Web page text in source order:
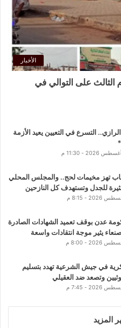
الأخبار
الثالث على التوالي في
التسرع في التعيين يعيد الأزمة
تهز مخيمات لحج.. والمجلس المحلي
للجدل وتستهدف كل النازحين
عدن بوقف تعميد الشهادات الصادرة
يثير موجة انتقادات واسعة
في جيش الشرعية تهدد بتسليم
وتصعد ضد العقيلي
المزيد